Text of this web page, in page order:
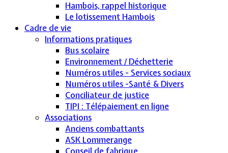
Hambois, rappel historique
Le lotissement Hambois
Cadre de vie
Informations pratiques
Bus scolaire
Environnement / Déchetterie
Numéros utiles - Services sociaux
Numéros utiles -Santé & Divers
Conciliateur de justice
TIPI : Télépaiement en ligne
Associations
Anciens combattants
ASK Lommerange